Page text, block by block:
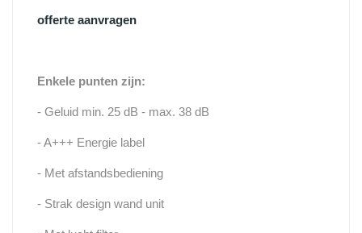
offerte aanvragen
Enkele punten zijn:
- Geluid min. 25 dB - max. 38 dB
- A+++ Energie label
- Met afstandsbediening
- Strak design wand unit